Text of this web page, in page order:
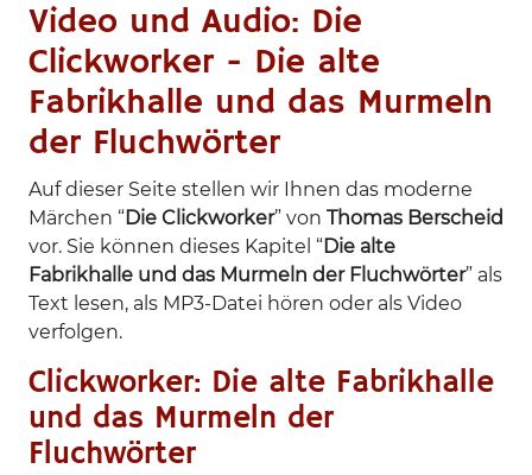
Video und Audio: Die
Clickworker - Die alte
Fabrikhalle und das Murmeln
der Fluchwörter
Auf dieser Seite stellen wir Ihnen das moderne
Märchen “Die Clickworker” von Thomas Berscheid
vor. Sie können dieses Kapitel “Die alte
Fabrikhalle und das Murmeln der Fluchwörter” als
Text lesen, als MP3-Datei hören oder als Video
verfolgen.
Clickworker: Die alte Fabrikhalle
und das Murmeln der
Fluchwörter